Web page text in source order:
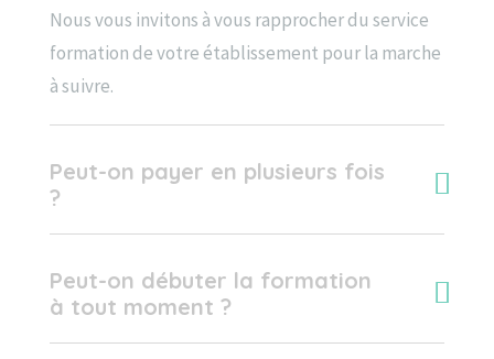
Nous vous invitons à vous rapprocher du service
formation de votre établissement pour la marche
à suivre.
Peut-on payer en plusieurs fois
?
Peut-on débuter la formation
à tout moment ?